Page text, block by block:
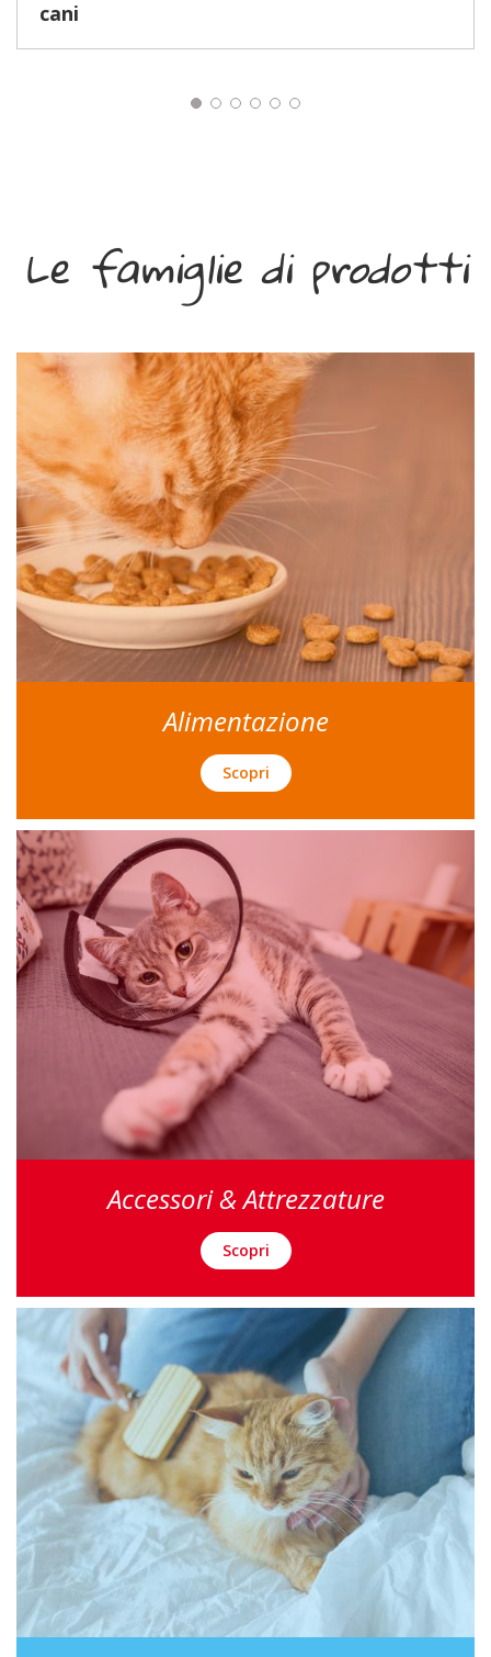
cani
Le famiglie di prodotti
Alimentazione
Scopri
Accessori & Attrezzature
Scopri